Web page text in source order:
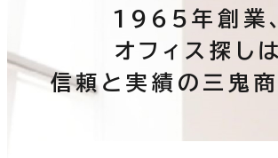
1965年創業、
オフィス探しは
信頼と実績の三鬼商